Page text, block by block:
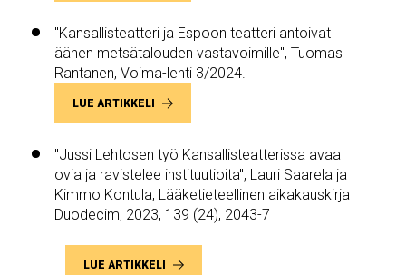
"Kansallisteatteri ja Espoon teatteri antoivat
äänen metsätalouden vastavoimille", Tuomas
Rantanen, Voima-lehti 3/2024.
LUE ARTIKKELI
"Jussi Lehtosen työ Kansallisteatterissa avaa
ovia ja ravistelee instituutioita", Lauri Saarela ja
Kimmo Kontula, Lääketieteellinen aikakauskirja
Duodecim, 2023, 139 (24), 2043-7
LUE ARTIKKELI